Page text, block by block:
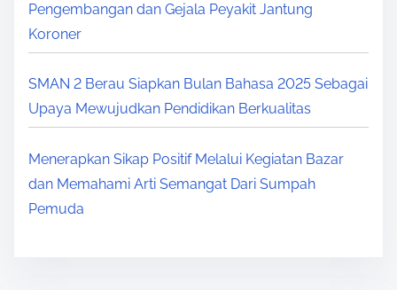
Pengembangan dan Gejala Peyakit Jantung
Koroner
SMAN 2 Berau Siapkan Bulan Bahasa 2025 Sebagai
Upaya Mewujudkan Pendidikan Berkualitas
Menerapkan Sikap Positif Melalui Kegiatan Bazar
dan Memahami Arti Semangat Dari Sumpah
Pemuda